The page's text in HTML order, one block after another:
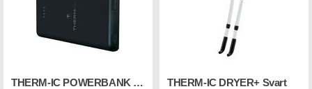
THERM-IC POWERBANK SLIM 10.000 mAh THERM-IC DRYER+ Svart